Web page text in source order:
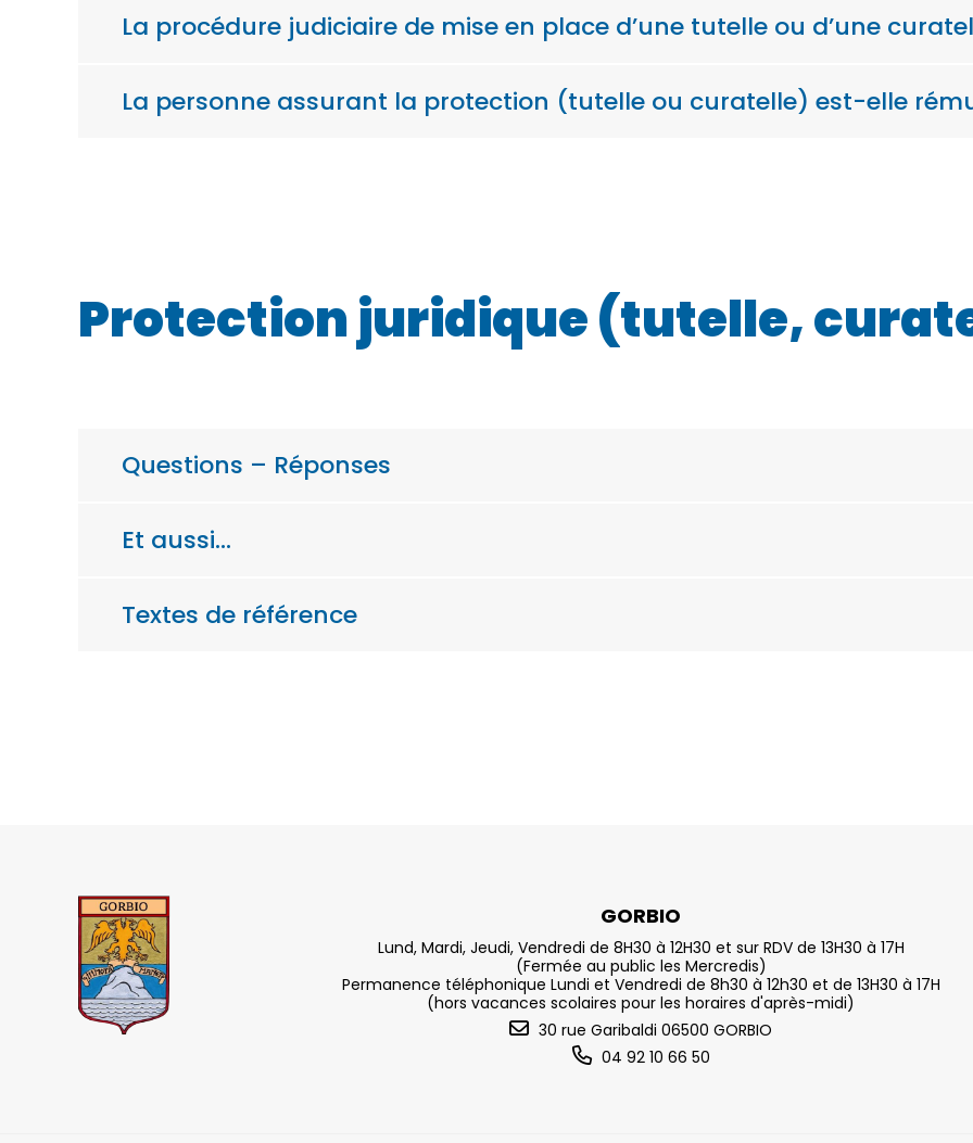
La procédure judiciaire de mise en place d’une tutelle ou d’une
La personne assurant la protection (tutelle ou curatelle) est-elle
Protection juridique (tutelle,
Questions – Réponses
Et aussi…
Textes de référence
GORBIO
Lund, Mardi, Jeudi, Vendredi de 8H30 à 12H30 et sur RDV de 13H30 à 17H
(Fermée au public les Mercredis)
Permanence téléphonique Lundi et Vendredi de 8h30 à 12h30 et de 13H30 à 17H
(hors vacances scolaires pour les horaires d'après-midi)
30 rue Garibaldi 06500 GORBIO
04 92 10 66 50